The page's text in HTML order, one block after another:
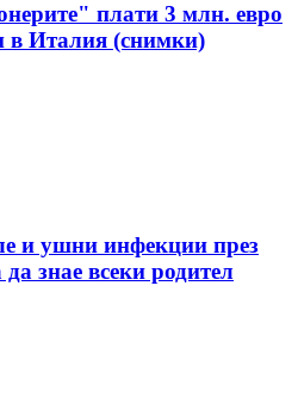
плати 3 млн. евро
в Италия (снимки)
и ушни инфекции през
знае всеки родител